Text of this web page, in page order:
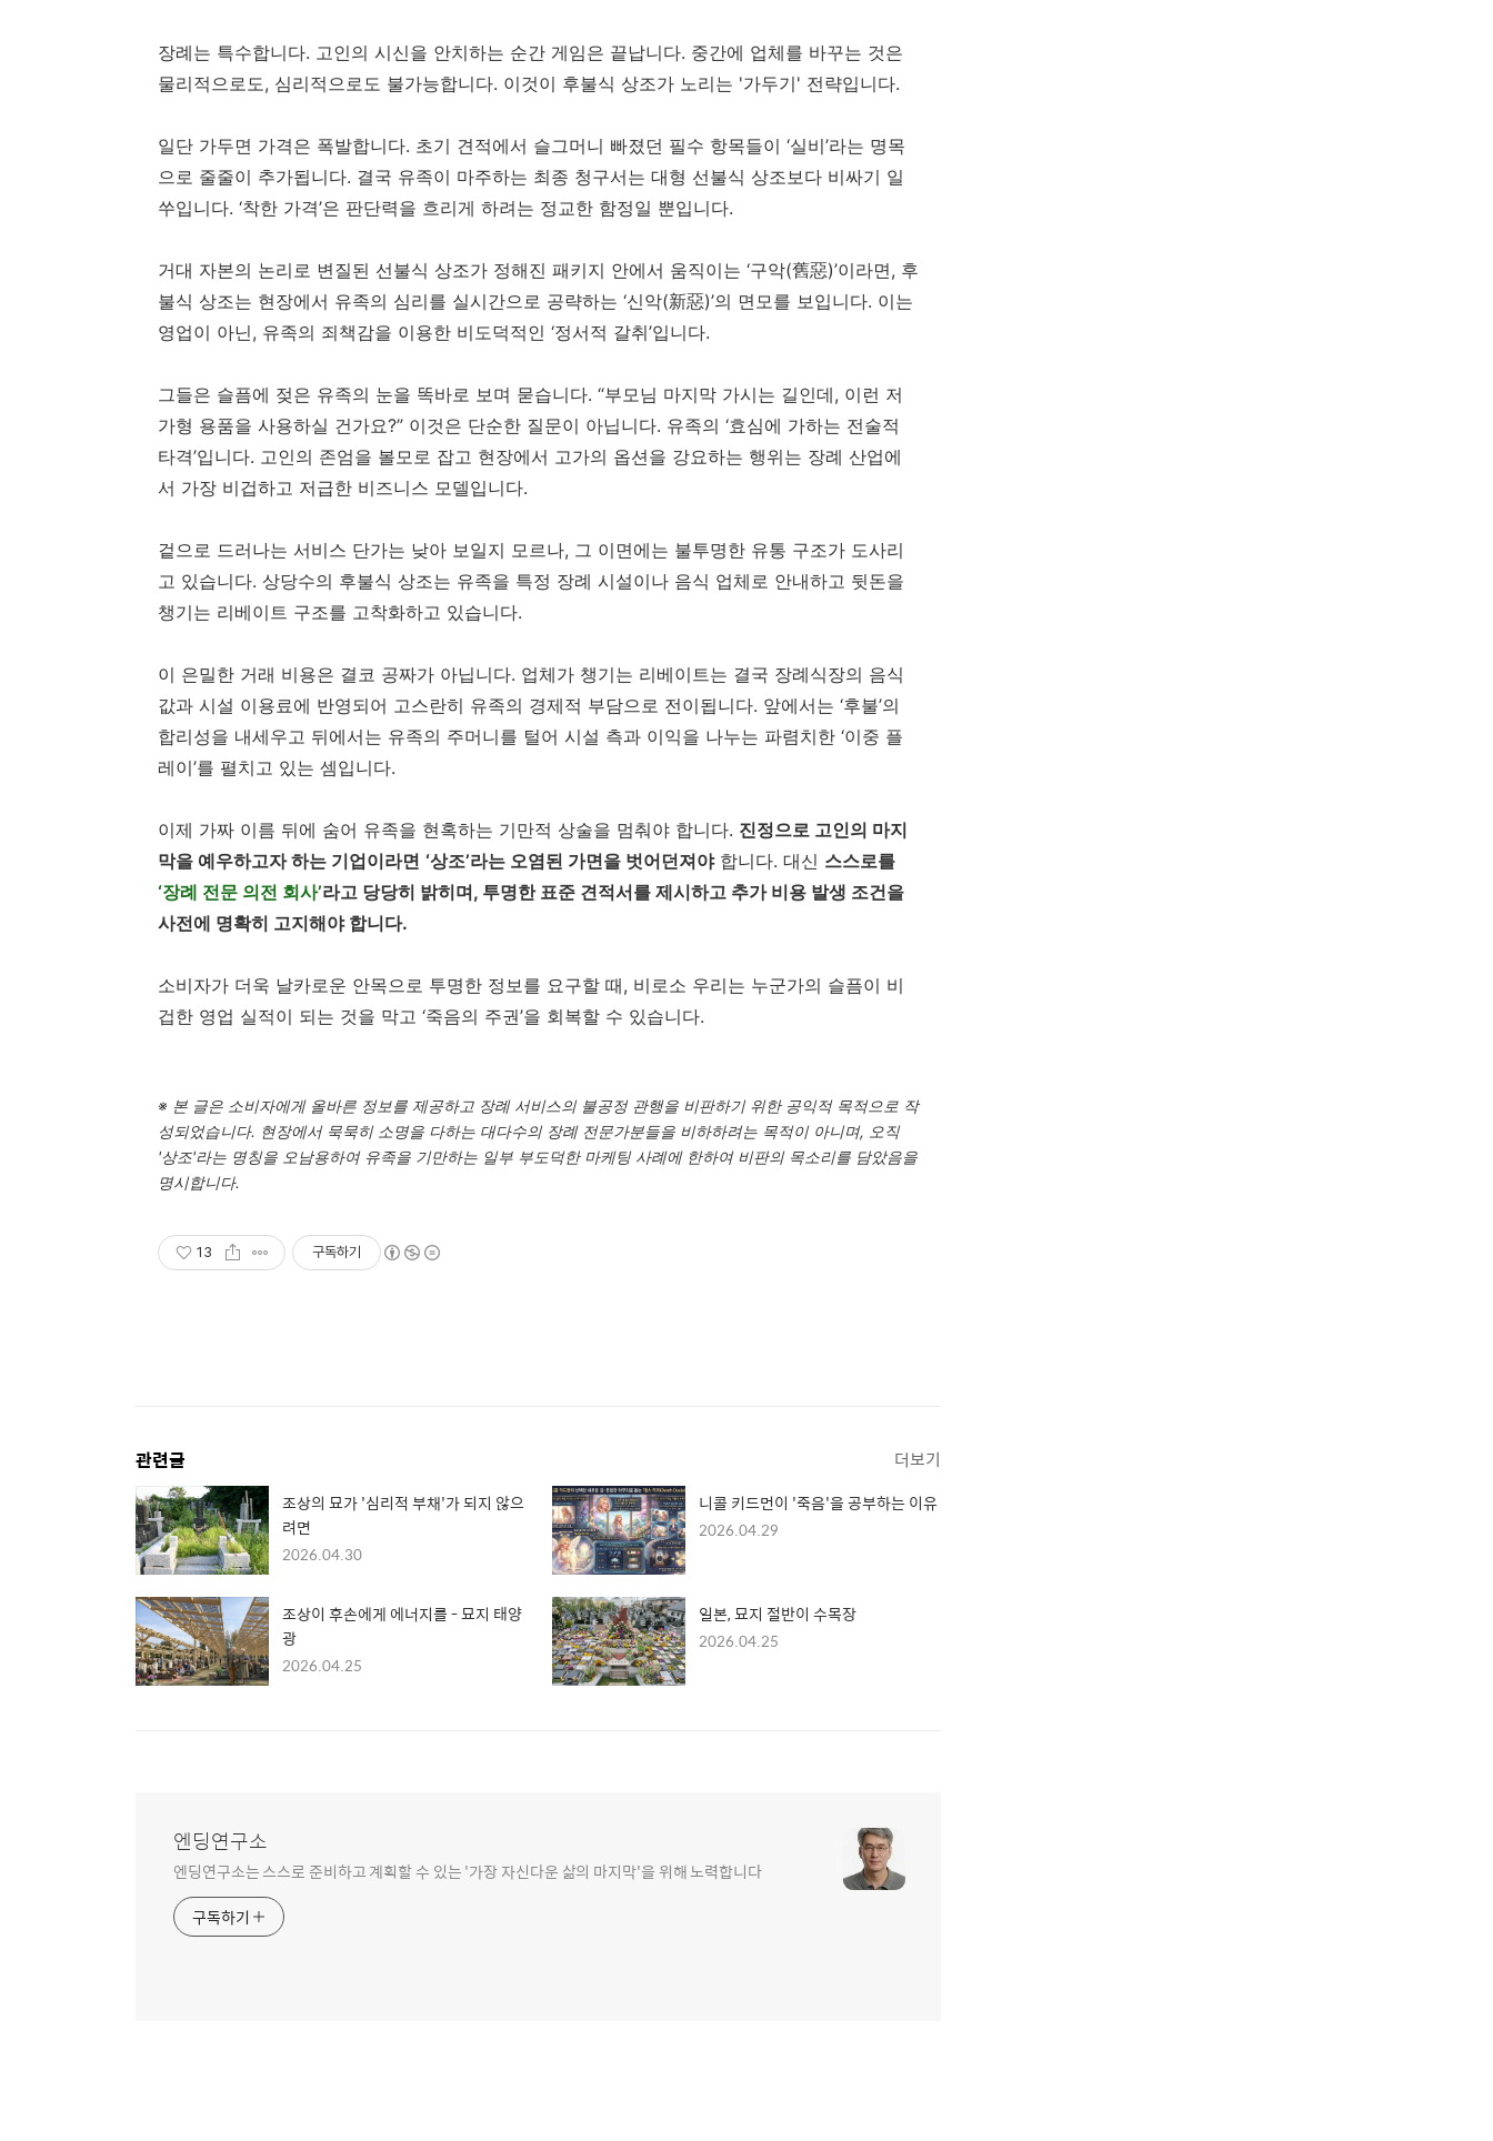
장례는 특수합니다. 고인의 시신을 안치하는 순간 게임은 끝납니다. 중간에 업체를 바꾸는 것은
물리적으로도, 심리적으로도 불가능합니다. 이것이 후불식 상조가 노리는 '가두기' 전략입니다.
일단 가두면 가격은 폭발합니다. 초기 견적에서 슬그머니 빠졌던 필수 항목들이 ‘실비’라는 명목
으로 줄줄이 추가됩니다. 결국 유족이 마주하는 최종 청구서는 대형 선불식 상조보다 비싸기 일
쑤입니다. ‘착한 가격’은 판단력을 흐리게 하려는 정교한 함정일 뿐입니다.
거대 자본의 논리로 변질된 선불식 상조가 정해진 패키지 안에서 움직이는 ‘구악(舊惡)’이라면, 후
불식 상조는 현장에서 유족의 심리를 실시간으로 공략하는 ‘신악(新惡)’의 면모를 보입니다. 이는
영업이 아닌, 유족의 죄책감을 이용한 비도덕적인 ‘정서적 갈취’입니다.
그들은 슬픔에 젖은 유족의 눈을 똑바로 보며 묻습니다. “부모님 마지막 가시는 길인데, 이런 저
가형 용품을 사용하실 건가요?” 이것은 단순한 질문이 아닙니다. 유족의 ‘효심에 가하는 전술적
타격’입니다. 고인의 존엄을 볼모로 잡고 현장에서 고가의 옵션을 강요하는 행위는 장례 산업에
서 가장 비겁하고 저급한 비즈니스 모델입니다.
겉으로 드러나는 서비스 단가는 낮아 보일지 모르나, 그 이면에는 불투명한 유통 구조가 도사리
고 있습니다. 상당수의 후불식 상조는 유족을 특정 장례 시설이나 음식 업체로 안내하고 뒷돈을
챙기는 리베이트 구조를 고착화하고 있습니다.
이 은밀한 거래 비용은 결코 공짜가 아닙니다. 업체가 챙기는 리베이트는 결국 장례식장의 음식
값과 시설 이용료에 반영되어 고스란히 유족의 경제적 부담으로 전이됩니다. 앞에서는 ‘후불’의
합리성을 내세우고 뒤에서는 유족의 주머니를 털어 시설 측과 이익을 나누는 파렴치한 ‘이중 플
레이’를 펼치고 있는 셈입니다.
이제 가짜 이름 뒤에 숨어 유족을 현혹하는 기만적 상술을 멈춰야 합니다. 진정으로 고인의 마지
막을 예우하고자 하는 기업이라면 ‘상조’라는 오염된 가면을 벗어던져야합니다. 대신 스스로를
‘장례 전문 의전 회사’라고 당당히 밝히며, 투명한 표준 견적서를 제시하고 추가 비용 발생 조건을
사전에 명확히 고지해야 합니다.
소비자가 더욱 날카로운 안목으로 투명한 정보를 요구할 때, 비로소 우리는 누군가의 슬픔이 비
겁한 영업 실적이 되는 것을 막고 ‘죽음의 주권’을 회복할 수 있습니다.
※ 본 글은 소비자에게 올바른 정보를 제공하고 장례 서비스의 불공정 관행을 비판하기 위한 공익적 목적으로 작
성되었습니다. 현장에서 묵묵히 소명을 다하는 대다수의 장례 전문가분들을 비하하려는 목적이 아니며, 오직
'상조'라는 명칭을 오남용하여 유족을 기만하는 일부 부도덕한 마케팅 사례에 한하여 비판의 목소리를 담았음을
명시합니다.
13 구독하기
관련글 더보기
조상의 묘가 '심리적 부채'가 되지 않으
려면
2026.04.30
니콜 키드먼이 '죽음'을 공부하는 이유
2026.04.29
조상이 후손에게 에너지를 - 묘지 태양
광
2026.04.25
일본, 묘지 절반이 수목장
2026.04.25
엔딩연구소
엔딩연구소는 스스로 준비하고 계획할 수 있는 '가장 자신다운 삶의 마지막'을 위해 노력합니다
구독하기